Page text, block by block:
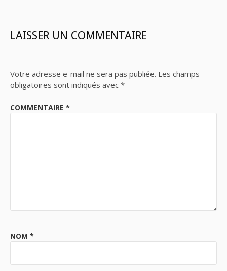
LAISSER UN COMMENTAIRE
Votre adresse e-mail ne sera pas publiée. Les champs
obligatoires sont indiqués avec *
COMMENTAIRE *
NOM *